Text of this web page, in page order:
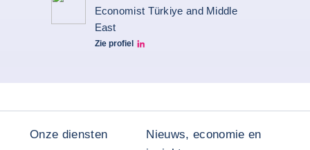
Economist Türkiye and Middle
East
Zie profiel
Seltem Linkedin
Onze diensten
Nieuws, economie en